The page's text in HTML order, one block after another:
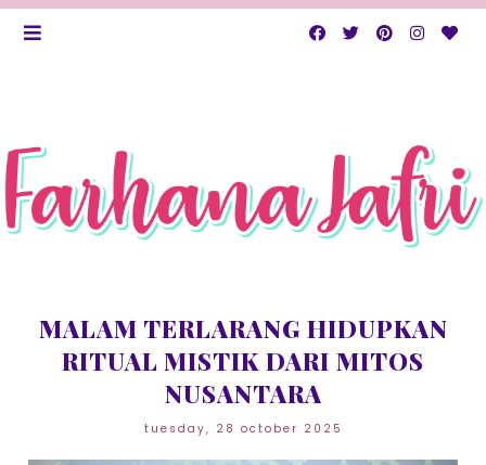
MALAM TERLARANG HIDUPKAN
RITUAL MISTIK DARI MITOS
NUSANTARA
tuesday, 28 october 2025